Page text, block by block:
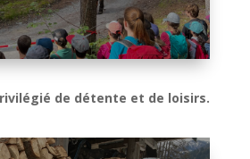
de détente et de loisirs.